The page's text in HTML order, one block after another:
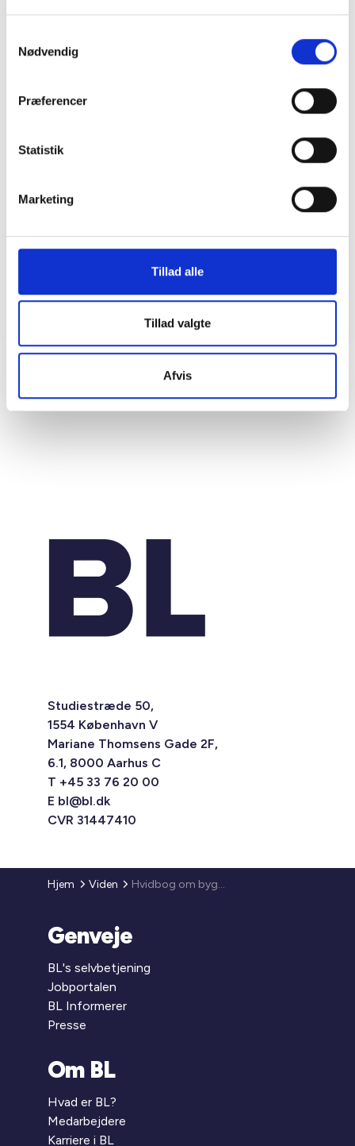
Nødvendig
Præferencer
Statistik
Marketing
Tillad alle
Tillad valgte
Afvis
Relateret indhold Viden
Studiestræde 50,
1554 København V
Mariane Thomsens Gade 2F,
6.1, 8000 Aarhus C
T +45 33 76 20 00
E bl@bl.dk
CVR 31447410
Hjem Viden Hvidbog om bygningsdrift
Genveje
BL's selvbetjening
Jobportalen
BL Informerer
Presse
Om BL
Hvad er BL?
Medarbejdere
Karriere i BL